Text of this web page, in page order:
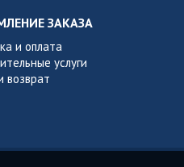
ЗАКАЗА
и оплата
услуги
возврат